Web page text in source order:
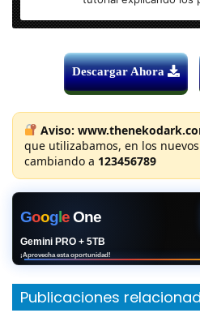
Descargar Ahora
Aviso:
que utilizabamos, en los
cambiando a 123456789
GoogeOne
Gemini PRO + 5TB
¡Aprovecha esta oportunidad!
Publicaciones